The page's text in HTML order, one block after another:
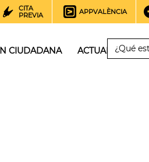
CITA
PREVIA
APPVALÈNCIA
CIUDADANA ACTUALIDAD